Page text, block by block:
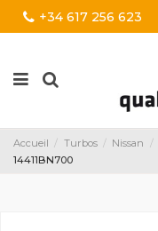
+34 617 256 623
Accueil Turbos Nissan
14411BN700